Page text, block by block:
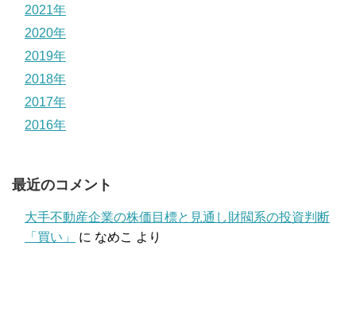
2021年
2020年
2019年
2018年
2017年
2016年
最近のコメント
大手不動産企業の株価目標と見通し財閥系の投資判断
「買い」
に なめこ より